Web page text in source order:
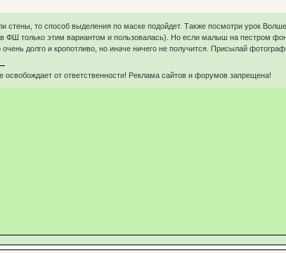
стены, то способ выделения по маске подойдет. Также посмотри урок
ФШ только этим вариантом и пользовалась). Но если малыш на пестром
долго и кропотливо, но иначе ничего не получится. Присылай
от ответственности! Реклама сайтов и форумов запрещена!